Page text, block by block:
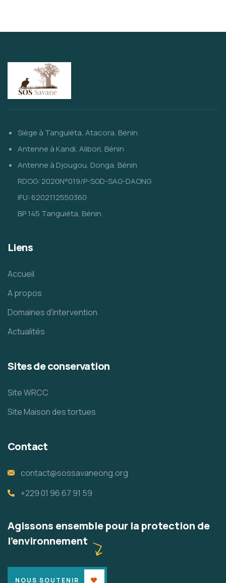
Siège à Tanguiéta, Atacora, Bénin
Antenne à Kandi, Alibori, Bénin
Antenne à Djougou, Donga, Bénin
RDOG: 2020N°019/P-SGD-SAG-DAONG
IFU: 6202112550360
BP 145 Tanguiéta, Bénin
Liens
Accueil
A propos
Domaines d'intervention
Actualités
Sites de conservation
Site WRCC
Site Maison des tortues
Contact
contact@sossavaneong.org
+229 01 96 67 91 59
Agissons ensemble pour la protection de
l'environnement
NOUS SOUTENIR